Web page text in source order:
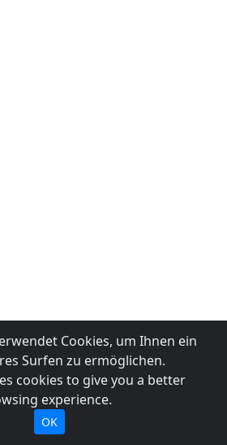
Cookies, um Ihnen ein
Surfen zu ermöglichen.
cookies to give you a better
experience.
OK